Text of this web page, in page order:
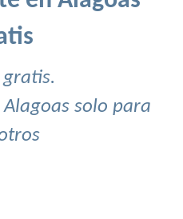
gratis.
solo para